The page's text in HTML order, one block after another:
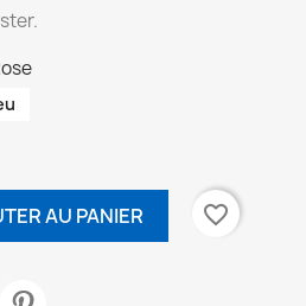
AU PANIER favorite_border